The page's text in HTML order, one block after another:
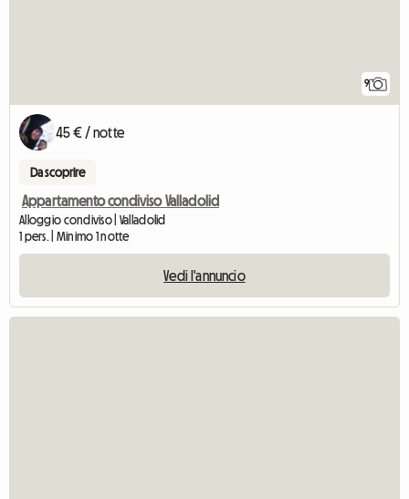
9
45 € / notte
Da scoprire
Appartamento condiviso Valladolid
Alloggio condiviso | Valladolid
1 pers. | Minimo 1 notte
Vedi l'annuncio